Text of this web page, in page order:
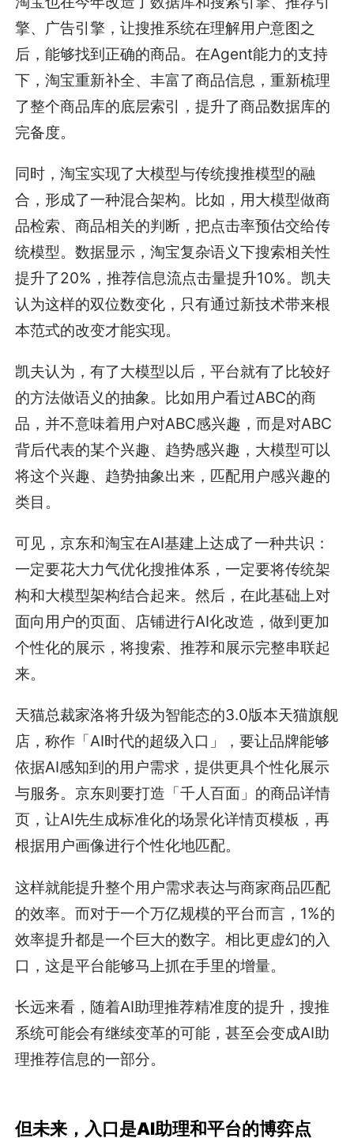
擎、广告引擎，让搜推系统在理解用户意图之
后，能够找到正确的商品。在Agent能力的支持
下，淘宝重新补全、丰富了商品信息，重新梳理
了整个商品库的底层索引，提升了商品数据库的
完备度。
同时，淘宝实现了大模型与传统搜推模型的融
合，形成了一种混合架构。比如，用大模型做商
品检索、商品相关的判断，把点击率预估交给传
统模型。数据显示，淘宝复杂语义下搜索相关性
提升了20%，推荐信息流点击量提升10%。凯夫
认为这样的双位数变化，只有通过新技术带来根
本范式的改变才能实现。
凯夫认为，有了大模型以后，平台就有了比较好
的方法做语义的抽象。比如用户看过ABC的商
品，并不意味着用户对ABC感兴趣，而是对ABC
背后代表的某个兴趣、趋势感兴趣，大模型可以
将这个兴趣、趋势抽象出来，匹配用户感兴趣的
类目。
可见，京东和淘宝在AI基建上达成了一种共识：
一定要花大力气优化搜推体系，一定要将传统架
构和大模型架构结合起来。然后，在此基础上对
面向用户的页面、店铺进行AI化改造，做到更加
个性化的展示，将搜索、推荐和展示完整串联起
来。
天猫总裁家洛将升级为智能态的3.0版本天猫旗舰
店，称作「AI时代的超级入口」，要让品牌能够
依据AI感知到的用户需求，提供更具个性化展示
与服务。京东则要打造「千人百面」的商品详情
页，让AI先生成标准化的场景化详情页模板，再
根据用户画像进行个性化地匹配。
这样就能提升整个用户需求表达与商家商品匹配
的效率。而对于一个万亿规模的平台而言，1%的
效率提升都是一个巨大的数字。相比更虚幻的入
口，这是平台能够马上抓在手里的增量。
长远来看，随着AI助理推荐精准度的提升，搜推
系统可能会有继续变革的可能，甚至会变成AI助
理推荐信息的一部分。
但未来，入口是AI助理和平台的博弈点